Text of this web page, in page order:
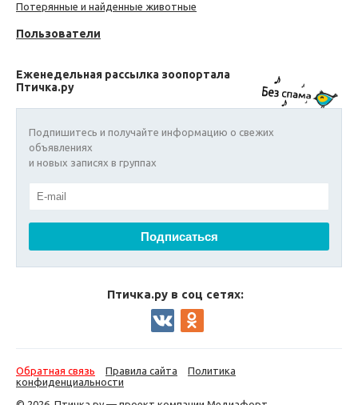
Потерянные и найденные животные
Пользователи
Еженедельная рассылка зоопортала
Птичка.ру
Подпишитесь и получайте информацию о свежих
объявлениях
и новых записях в группах
Птичка.ру в соц сетях:
Обратная связь Правила сайта
Политика
конфиденциальности